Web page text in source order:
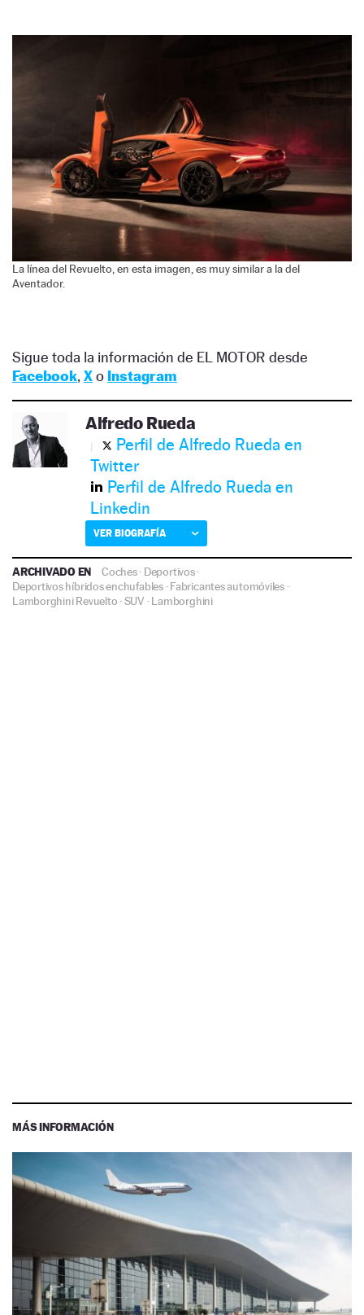
La línea del Revuelto, en esta imagen, es muy similar a la del
Aventador.
Sigue toda la información de EL MOTOR desde
Facebook, Xo Instagram
Alfredo Rueda
Perfil de Alfredo Rueda en
Twitter
Perfil de Alfredo Rueda en
Linkedin
VER BIOGRAFÍA
ARCHIVADO EN Coches· Deportivos·
Deportivos híbridos enchufables·Fabricantes automóviles·
Lamborghini Revuelto ·SUV ·Lamborghini
MÁS INFORMACIÓN